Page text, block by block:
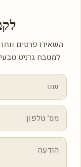
השאירו פרטים
למטבח גרניט